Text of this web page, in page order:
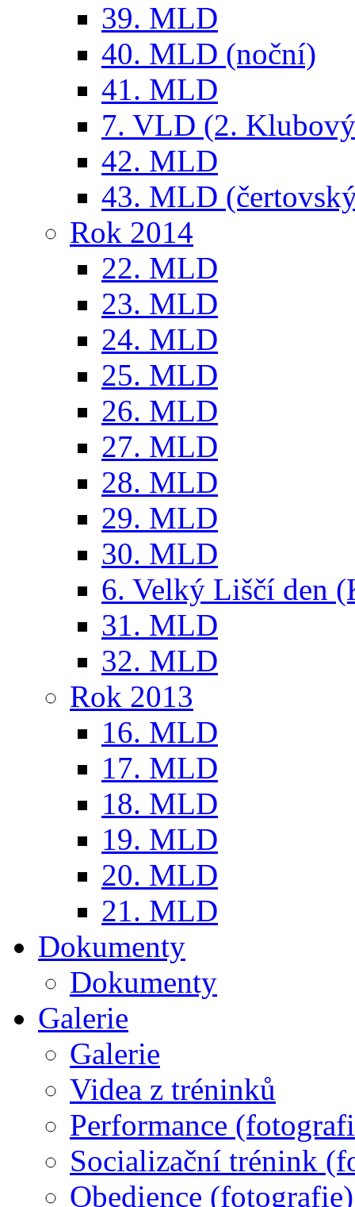
39. MLD
40. MLD (noční)
41. MLD
7. VLD (2.
42. MLD
43. MLD
Rok 2014
22. MLD
23. MLD
24. MLD
25. MLD
26. MLD
27. MLD
28. MLD
29. MLD
30. MLD
6. Velký Liščí den
31. MLD
32. MLD
Rok 2013
16. MLD
17. MLD
18. MLD
19. MLD
20. MLD
21. MLD
Dokumenty
Dokumenty
Galerie
Galerie
Videa z tréninků
Performance
Socializační trénink
Obedience (fotografie)